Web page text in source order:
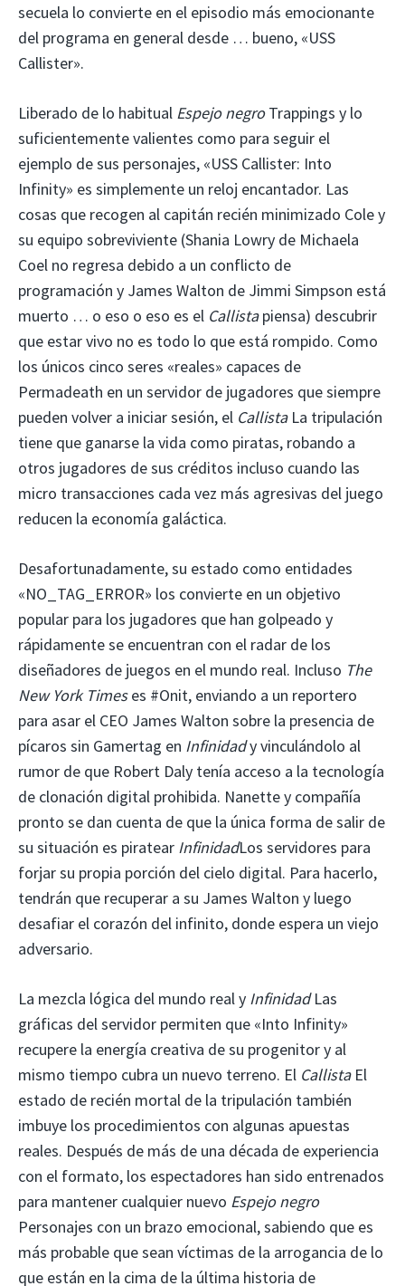
secuela lo convierte en el episodio más emocionante
del programa en general desde … bueno, «USS
Callister».
Liberado de lo habitual Espejo negroTrappings y lo
suficientemente valientes como para seguir el
ejemplo de sus personajes, «USS Callister: Into
Infinity» es simplemente un reloj encantador. Las
cosas que recogen al capitán recién minimizado Cole y
su equipo sobreviviente (Shania Lowry de Michaela
Coel no regresa debido a un conflicto de
programación y James Walton de Jimmi Simpson está
muerto … o eso o eso es el Callistapiensa) descubrir
que estar vivo no es todo lo que está rompido. Como
los únicos cinco seres «reales» capaces de
Permadeath en un servidor de jugadores que siempre
pueden volver a iniciar sesión, el Callista La tripulación
tiene que ganarse la vida como piratas, robando a
otros jugadores de sus créditos incluso cuando las
micro transacciones cada vez más agresivas del juego
reducen la economía galáctica.
Desafortunadamente, su estado como entidades
«NO_TAG_ERROR» los convierte en un objetivo
popular para los jugadores que han golpeado y
rápidamente se encuentran con el radar de los
diseñadores de juegos en el mundo real. Incluso The
New York Timeses #Onit, enviando a un reportero
para asar el CEO James Walton sobre la presencia de
pícaros sin Gamertag en Infinidady vinculándolo al
rumor de que Robert Daly tenía acceso a la tecnología
de clonación digital prohibida. Nanette y compañía
pronto se dan cuenta de que la única forma de salir de
su situación es piratear InfinidadLos servidores para
forjar su propia porción del cielo digital. Para hacerlo,
tendrán que recuperar a su James Walton y luego
desafiar el corazón del infinito, donde espera un viejo
adversario.
La mezcla lógica del mundo real y InfinidadLas
gráficas del servidor permiten que «Into Infinity»
recupere la energía creativa de su progenitor y al
mismo tiempo cubra un nuevo terreno. El Callista El
estado de recién mortal de la tripulación también
imbuye los procedimientos con algunas apuestas
reales. Después de más de una década de experiencia
con el formato, los espectadores han sido entrenados
para mantener cualquier nuevo Espejo negro
Personajes con un brazo emocional, sabiendo que es
más probable que sean víctimas de la arrogancia de lo
que están en la cima de la última historia de